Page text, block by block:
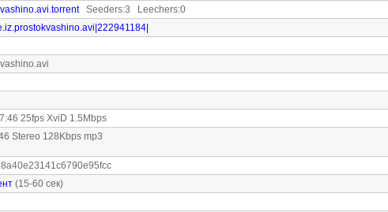
Seeders:3 Leechers:0
25fps XviD 1.5Mbps
Stereo 128Kbps mp3
(15-60 сек)